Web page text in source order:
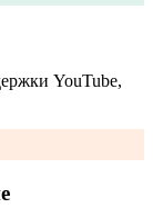
YouTube,